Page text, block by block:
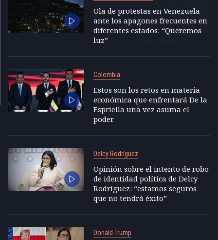
Ola de protestas en Venezuela
ante los apagones frecuentes en
diferentes estados: “Queremos
luz”
Colombia
Estos son los retos en materia
económica que enfrentará De la
Espriella una vez asuma el
poder
Delcy Rodríguez
Opinión sobre el intento de robo
de identidad política de Delcy
Rodríguez: “estamos seguros
que no tendrá éxito”
Donald Trump